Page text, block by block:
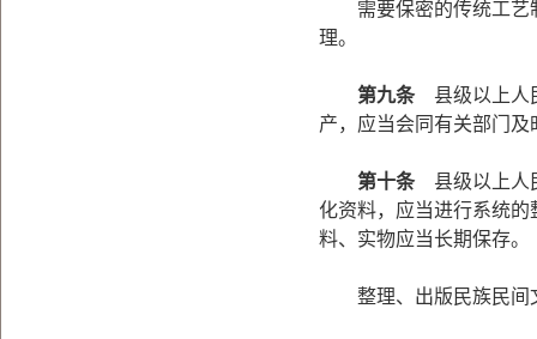
需要保密的传统工艺
理。
第九条县级以上人
产，应当会同有关部门
第十条县级以上人
化资料，应当进行系统
料、实物应当长期保存。
整理、出版民族民间